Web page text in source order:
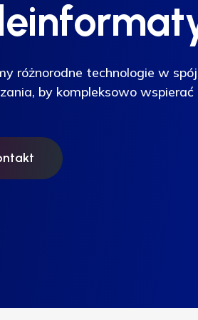
różnorodne technologie w
by kompleksowo
różnorodne technologie w
by kompleksowo
różnorodne technologie w
by kompleksowo